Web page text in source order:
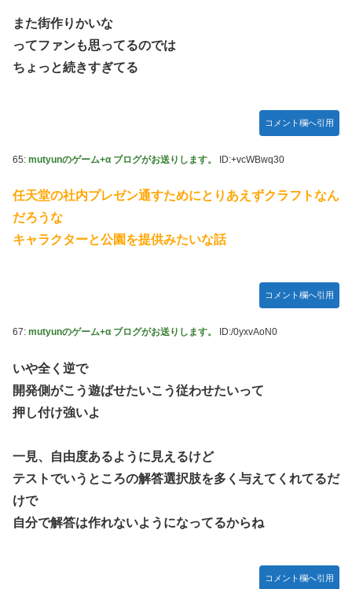
また街作りかいな
ってファンも思ってるのでは
ちょっと続きすぎてる
コメント欄へ引用
65: mutyunのゲーム+α ブログがお送りします。 ID:+vcWBwq30
任天堂の社内プレゼン通すためにとりあえずクラフトなん
だろうな
キャラクターと公園を提供みたいな話
コメント欄へ引用
67: mutyunのゲーム+α ブログがお送りします。 ID:/0yxvAoN0
いや全く逆で
開発側がこう遊ばせたいこう従わせたいって
押し付け強いよ
一見、自由度あるように見えるけど
テストでいうところの解答選択肢を多く与えてくれてるだ
けで
自分で解答は作れないようになってるからね
コメント欄へ引用